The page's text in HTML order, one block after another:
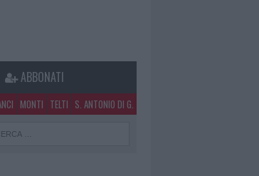
ABBONATI
MONTI TELTI S. ANTONIO DI G.